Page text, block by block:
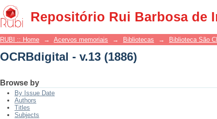
Repositório Rui Barbosa de
OCRBdigital - v.13 (1886)
RUBI :: Home → Acervos memoriais → Bibliotecas → Biblioteca São
OCRBdigital - v.13 (1886)
Browse by
By Issue Date
Authors
Titles
Subjects